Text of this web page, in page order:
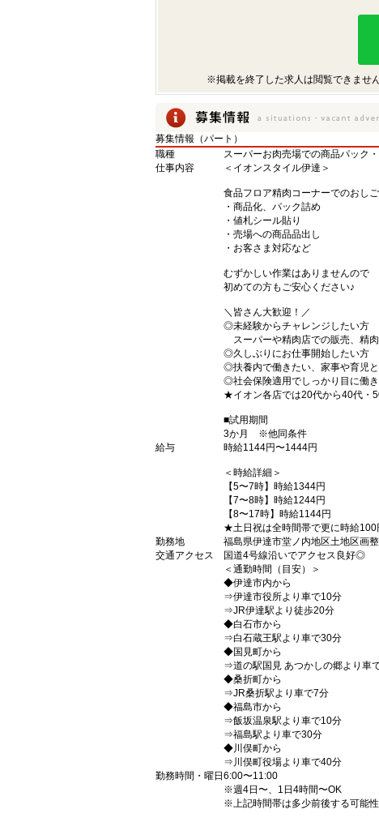
※掲載を終了した求人は閲覧できませ
募集情報（パート）
職種
スーパーお肉売場での商品パック
仕事内容
＜イオンスタイル伊達＞
食品フロア精肉コーナーでのおしご
・商品化、パック詰め
・値札シール貼り
・売場への商品品出し
・お客さま対応など
むずかしい作業はありませんので
初めての方もご安心ください♪
＼皆さん大歓迎！／
◎未経験からチャレンジしたい方
スーパーや精肉店での販売、精
◎久しぶりにお仕事開始したい方
◎扶養内で働きたい、家事や育児
◎社会保険適用でしっかり目に働
★イオン各店では20代から40代・
■試用期間
3か月 ※他同条件
給与
時給1144円〜1444円
＜時給詳細＞
【5〜7時】時給1344円
【7〜8時】時給1244円
【8〜17時】時給1144円
★土日祝は全時間帯で更に時給100
勤務地
福島県伊達市堂ノ内地区土地区画
交通アクセス
国道4号線沿いでアクセス良好◎
＜通勤時間（目安）＞
◆伊達市内から
⇒伊達市役所より車で10分
⇒JR伊達駅より徒歩20分
◆白石市から
⇒白石蔵王駅より車で30分
◆国見町から
⇒道の駅国見 あつかしの郷より車
◆桑折町から
⇒JR桑折駅より車で7分
◆福島市から
⇒飯坂温泉駅より車で10分
⇒福島駅より車で30分
◆川俣町から
⇒川俣町役場より車で40分
勤務時間・曜日 6:00〜11:00
※週4日〜、1日4時間〜OK
※上記時間帯は多少前後する可能